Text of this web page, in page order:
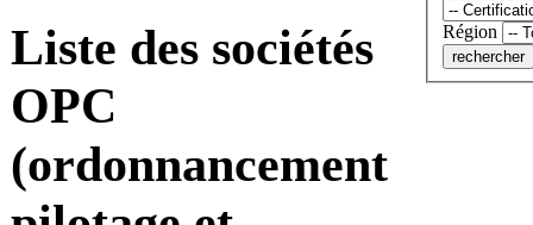
Liste des sociétés
OPC
(ordonnancement
Région